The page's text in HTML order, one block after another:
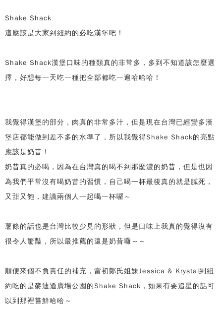
Shake Shack
這應該是大家到紐約的必吃漢堡吧！
Shake Shack漢堡口味的種類真的非常多，多到不知道該怎麼選
擇，好想每一天吃一種把全部都吃一遍哈哈哈！
我覺得漢堡的部分，肉真的非常多汁，但是現在台灣已經蠻多漢
堡店都能做到差不多的水準了，所以我覺得Shake Shack的亮點
應該是奶昔！
奶昔真的必喝，因為在台灣真的喝不到那麼濃的奶昔，但是也因
為我們平常沒有喝奶昔的習慣，自己喝一杯最後真的就是膩死，
又甜又飽，建議兩個人一起喝一杯囉～
薯條的話也是台灣比較少見的形狀，但是口味上我真的覺得沒有
很令人驚豔，所以最推薦的還是奶昔囉～～
順便來個不負責任的補充，當初鄭氏姐妹Jessica & Krystal到紐
約吃的是麥迪遜廣場公園的Shake Shack，如果有要追星的話可
以到那裡嘗鮮哈哈～